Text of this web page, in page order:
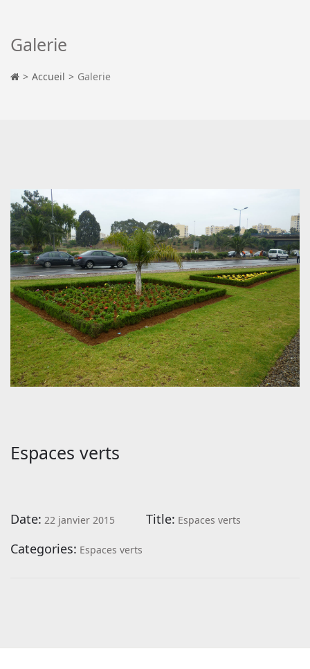
Galerie
Accueil Galerie
Espaces verts
Date: 22 janvier 2015 Title: Espaces verts
Categories: Espaces verts